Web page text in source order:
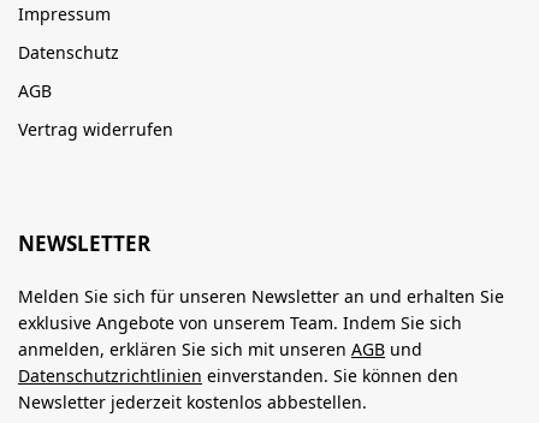
Impressum
Datenschutz
AGB
Vertrag widerrufen
NEWSLETTER
Melden Sie sich für unseren Newsletter an und erhalten Sie
exklusive Angebote von unserem Team. Indem Sie sich
anmelden, erklären Sie sich mit unseren AGB und
Datenschutzrichtlinien einverstanden. Sie können den
Newsletter jederzeit kostenlos abbestellen.